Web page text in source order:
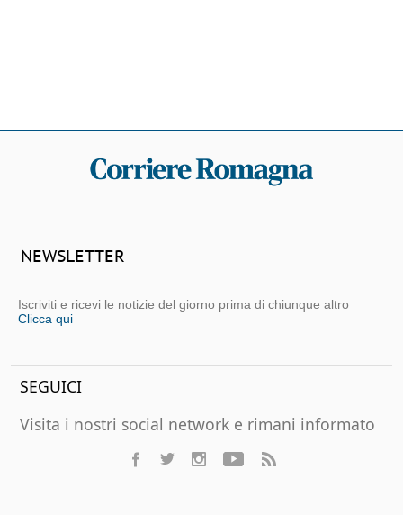
NEWSLETTER
Iscriviti e ricevi le notizie del giorno prima di chiunque altro
Clicca qui
SEGUICI
Visita i nostri social network e rimani informato